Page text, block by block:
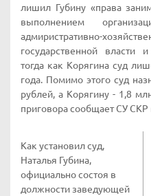
лишил Губину «права
выполнением
адмиристративно-
государственной власти
тогда как Корягина суд
года. Помимо этого суд
рублей, а Корягину - 1,8
приговора сообщает СУ
Как установил суд,
Наталья Губина,
официально состоя в
должности заведующей